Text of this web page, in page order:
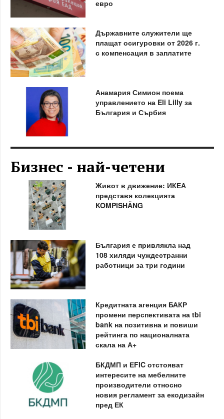
евро
Държавните служители ще
плащат осигуровки от 2026 г.
с компенсация в заплатите
Анамария Симион поема
управлението на Eli Lilly за
България и Сърбия
Бизнес - най-четени
Живот в движение: ИКЕА
представя колекцията
KOMPISHÄNG
България е привлякла над
108 хиляди чуждестранни
работници за три години
Кредитната агенция БАКР
промени перспективата на tbi
bank на позитивна и повиши
рейтинга по националната
скала на А+
БКДМП и ЕFIC отстояват
интересите на мебелните
производители относно
новия регламент за екодизайн
пред ЕК